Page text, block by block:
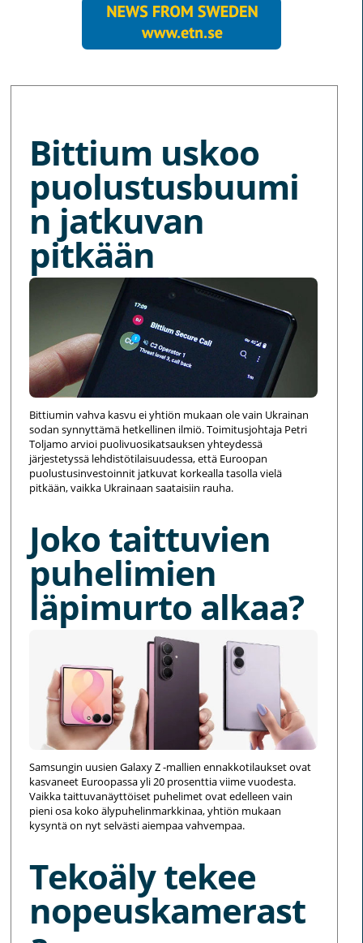
Bittium uskoo
puolustusbuumi
n jatkuvan
pitkään
Bittiumin vahva kasvu ei yhtiön mukaan ole vain Ukrainan
sodan synnyttämä hetkellinen ilmiö. Toimitusjohtaja Petri
Toljamo arvioi puolivuosikatsauksen yhteydessä
järjestetyssä lehdistötilaisuudessa, että Euroopan
puolustusinvestoinnit jatkuvat korkealla tasolla vielä
pitkään, vaikka Ukrainaan saataisiin rauha.
Joko taittuvien
puhelimien
läpimurto alkaa?
Samsungin uusien Galaxy Z -mallien ennakkotilaukset ovat
kasvaneet Euroopassa yli 20 prosenttia viime vuodesta.
Vaikka taittuvanäyttöiset puhelimet ovat edelleen vain
pieni osa koko älypuhelinmarkkinaa, yhtiön mukaan
kysyntä on nyt selvästi aiempaa vahvempaa.
Tekoäly tekee
nopeuskamerast